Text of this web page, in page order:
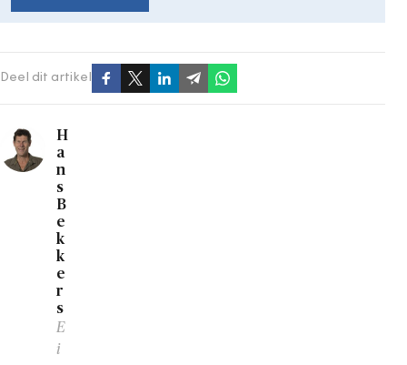
Deel dit artikel
H
a
n
s
B
e
k
k
e
r
s
E
i